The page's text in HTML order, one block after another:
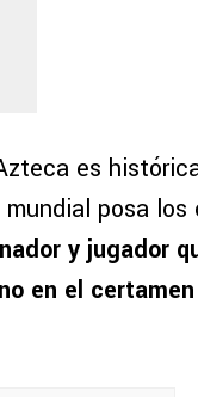
es
posa los
y jugador
en el certamen